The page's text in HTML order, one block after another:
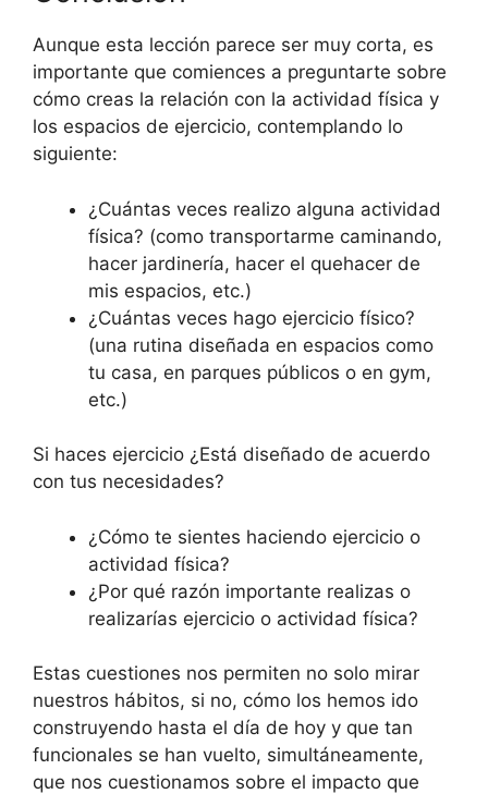
Aunque esta lección parece ser muy corta, es
importante que comiences a preguntarte sobre
cómo creas la relación con la actividad física y
los espacios de ejercicio, contemplando lo
siguiente:
¿Cuántas veces realizo alguna actividad
física? (como transportarme caminando,
hacer jardinería, hacer el quehacer de
mis espacios, etc.)
¿Cuántas veces hago ejercicio físico?
(una rutina diseñada en espacios como
tu casa, en parques públicos o en gym,
etc.)
Si haces ejercicio ¿Está diseñado de acuerdo
con tus necesidades?
¿Cómo te sientes haciendo ejercicio o
actividad física?
¿Por qué razón importante realizas o
realizarías ejercicio o actividad física?
Estas cuestiones nos permiten no solo mirar
nuestros hábitos, si no, cómo los hemos ido
construyendo hasta el día de hoy y que tan
funcionales se han vuelto, simultáneamente,
que nos cuestionamos sobre el impacto que